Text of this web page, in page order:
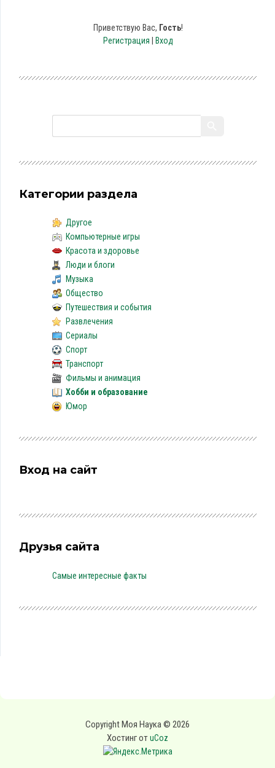
Приветствую Вас, Гость!
Регистрация
Вход
Категории раздела
Другое
Компьютерные игры
Красота и здоровье
Люди и блоги
Музыка
Общество
Путешествия и события
Развлечения
Сериалы
Спорт
Транспорт
Фильмы и анимация
Хобби и образование
Юмор
Вход на сайт
Друзья сайта
Самые интересные факты
Copyright Моя Наука © 2026
Хостинг отuCoz